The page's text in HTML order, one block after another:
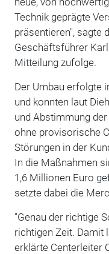
Technik geprägte
präsentieren", sagte
Geschäftsführer
Mitteilung zufolge.
Der Umbau erfolgte
und konnten laut
und Abstimmung
ohne provisorische
Störungen in der
In die Maßnahmen
1,6 Millionen Euro
setzte dabei die
"Genau der richtige
richtigen Zeit. Damit
erklärte Centerleiter